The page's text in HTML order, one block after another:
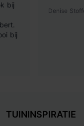
bij
bij
Denise
TUININSPIRATIE